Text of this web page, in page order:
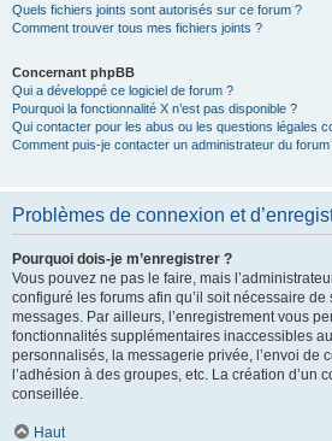
Quels fichiers joints sont autorisés sur ce forum ?
Comment trouver tous mes fichiers joints ?
Concernant phpBB
Qui a développé ce logiciel de forum ?
Pourquoi la fonctionnalité X n’est pas disponible ?
Qui contacter pour les abus ou les questions légales
Comment puis-je contacter un administrateur du forum
Problèmes de connexion et
Pourquoi dois-je m’enregistrer ?
Vous pouvez ne pas le faire, mais
configuré les forums afin qu’il soit nécessaire de
messages. Par ailleurs, l’enregistrement vous
fonctionnalités supplémentaires inaccessibles
personnalisés, la messagerie privée, l’envoi de
l’adhésion à des groupes, etc. La création d’un
conseillée.
Haut